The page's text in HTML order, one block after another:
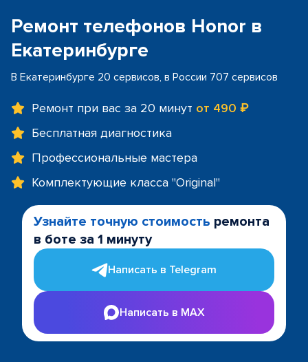
Ремонт телефонов Honor в
Екатеринбурге
В Екатеринбурге 20 сервисов, в России 707 сервисов
Ремонт при вас за 20 минут от 490 ₽
Бесплатная диагностика
Профессиональные мастера
Комплектующие класса "Original"
Узнайте точную стоимость ремонта
в боте за 1 минуту
Написать в Telegram
Написать в MAX